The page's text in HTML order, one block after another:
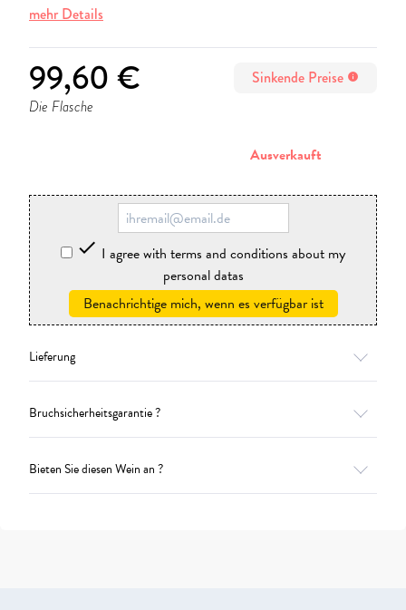
mehr Details
99,60 € Sinkende Preise info
Die Flasche
Ausverkauft
 I agree with terms and conditions about my
personal datas
Benachrichtige mich, wenn es verfügbar ist
Lieferung
Bruchsicherheitsgarantie ?
Bieten Sie diesen Wein an ?